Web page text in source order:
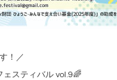
す！／
ェスティバル vol.9🌈